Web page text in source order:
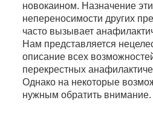
новокаином. Назначение
непереносимости других
часто вызывает
Нам представляется
описание всех
перекрестных
Однако на некоторые
нужным обратить